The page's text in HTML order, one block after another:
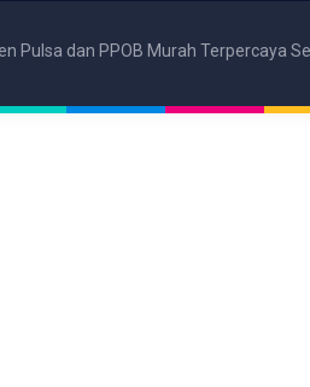
Pulsa dan PPOB Murah Terpercaya